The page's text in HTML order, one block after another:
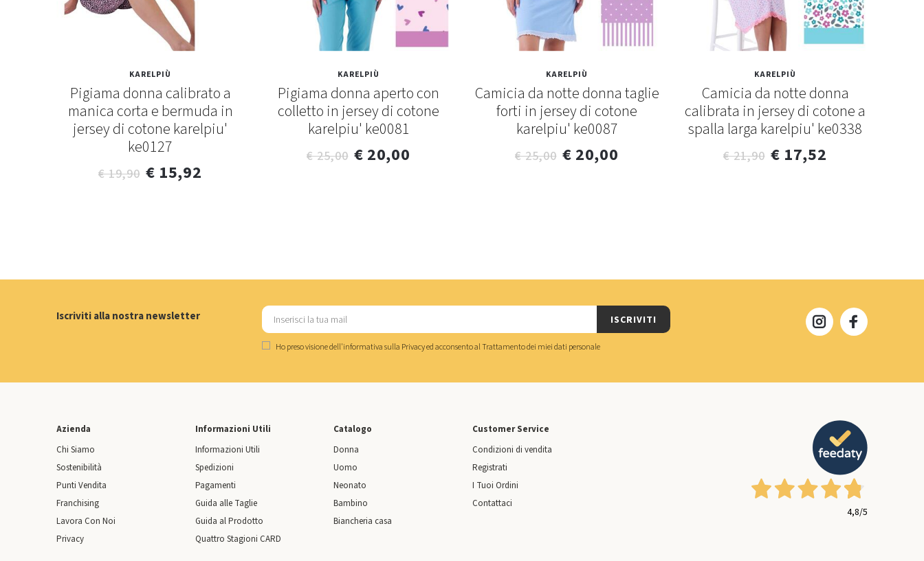
KARELPIÙ
Pigiama donna calibrato a
manica corta e bermuda in
jersey di cotone karelpiu'
ke0127
€ 19,90 € 15,92
KARELPIÙ
Pigiama donna aperto con
colletto in jersey di cotone
karelpiu' ke0081
€ 25,00 € 20,00
KARELPIÙ
Camicia da notte donna taglie
forti in jersey di cotone
karelpiu' ke0087
€ 25,00 € 20,00
KARELPIÙ
Camicia da notte donna
calibrata in jersey di cotone a
spalla larga karelpiu' ke0338
€ 21,90 € 17,52
Iscriviti alla nostra newsletter ISCRIVITI
Ho preso visione dell'informativa sulla Privacyed acconsento alTrattamento dei miei dati personale
Azienda
Chi Siamo
Sostenibilità
Punti Vendita
Franchising
Lavora Con Noi
Privacy
Informazioni Utili
Informazioni Utili
Spedizioni
Pagamenti
Guida alle Taglie
Guida al Prodotto
Quattro Stagioni CARD
Catalogo
Donna
Uomo
Neonato
Bambino
Biancheria casa
Customer Service
Condizioni di vendita
Registrati
I Tuoi Ordini
Contattaci
4,8/5